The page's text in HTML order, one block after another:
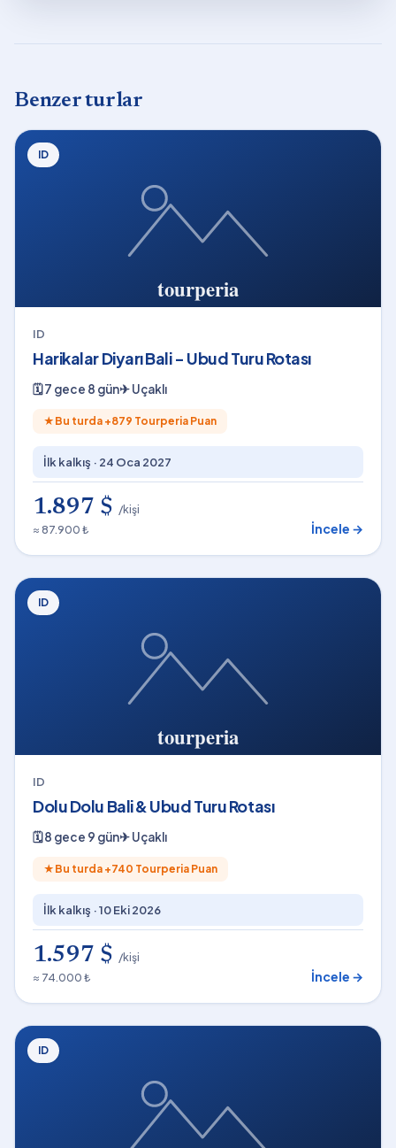
Benzer turlar
ID
ID
Harikalar Diyarı Bali - Ubud Turu Rotası
🗓7 gece 8 gün✈Uçaklı
★ Bu turda +879 Tourperia Puan
İlk kalkış · 24 Oca 2027
1.897 $ /kişi
≈ 87.900 ₺
İncele →
ID
ID
Dolu Dolu Bali & Ubud Turu Rotası
🗓8 gece 9 gün✈Uçaklı
★ Bu turda +740 Tourperia Puan
İlk kalkış ·10 Eki 2026
1.597 $ /kişi
≈ 74.000 ₺
İncele →
ID